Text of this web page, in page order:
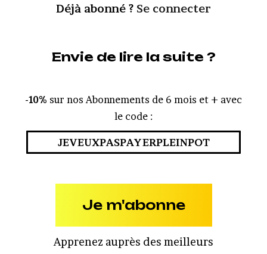
Déjà abonné ? Se connecter
Envie de lire la suite ?
-10% sur nos Abonnements de 6 mois et + avec
le code :
JEVEUXPASPAYERPLEINPOT
Je m'abonne
Apprenez auprès des meilleurs